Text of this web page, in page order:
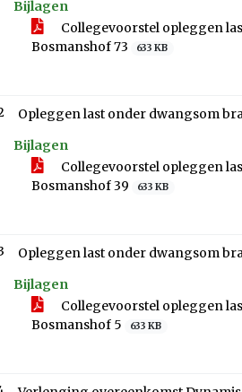
Bijlagen
Collegevoorstel opleggen
Bosmanshof 73
633 KB
Bijlagen
Collegevoorstel opleggen
Bosmanshof 39
633 KB
Bijlagen
Collegevoorstel opleggen
Bosmanshof 5
633 KB